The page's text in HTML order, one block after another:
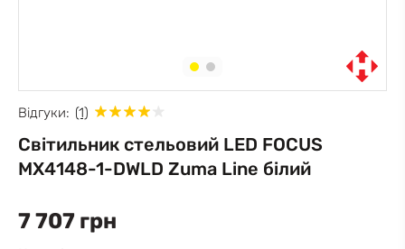
Відгуки: (1)
Світильник стельовий LED FOCUS
MX4148-1-DWLD Zuma Line білий
7 707 грн